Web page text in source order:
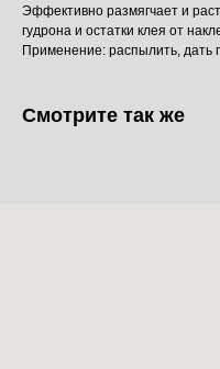
Эффективно размягчает и
гудрона и остатки клея от
Применение: распылить, дать
Смотрите так же